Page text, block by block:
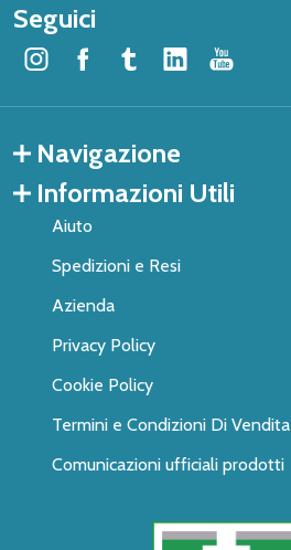
Seguici
Navigazione
Informazioni Utili
Aiuto
Spedizioni e Resi
Azienda
Privacy Policy
Cookie Policy
Termini e Condizioni Di Vendita
Comunicazioni ufficiali prodotti